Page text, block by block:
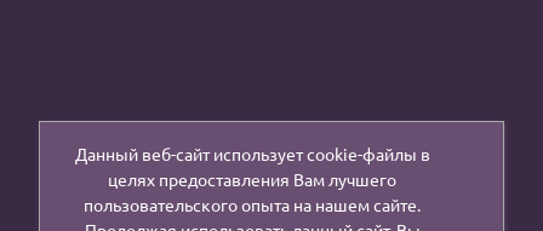
Данный веб-сайт использует cookie-файлы в
целях предоставления Вам лучшего
пользовательского опыта на нашем сайте.